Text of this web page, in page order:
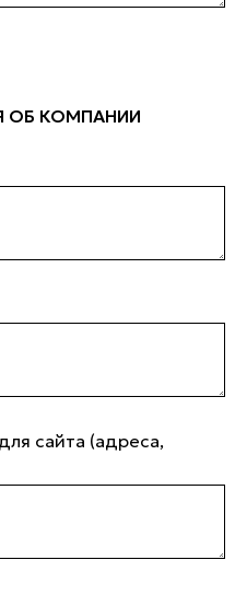
ОБ КОМПАНИИ
сайта (адреса,